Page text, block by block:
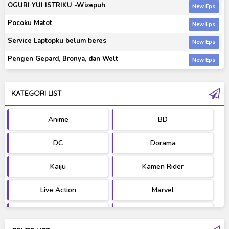
OGURI YUI ISTRIKU -Wizepuh
Pocoku Matot
Service Laptopku belum beres
Pengen Gepard, Bronya, dan Welt
KATEGORI LIST
Anime BD
DC Dorama
Kaiju Kamen Rider
Live Action Marvel